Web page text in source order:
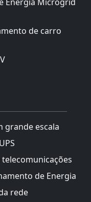
de carro
grande escala
de Energia
rede